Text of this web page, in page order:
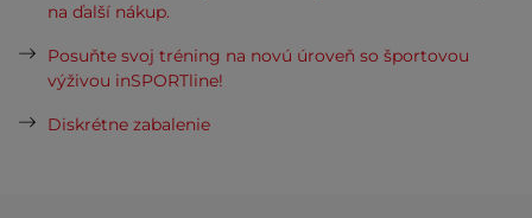
na ďalší nákup.
Posuňte svoj tréning na novú úroveň so športovou
výživou inSPORTline!
Diskrétne zabalenie